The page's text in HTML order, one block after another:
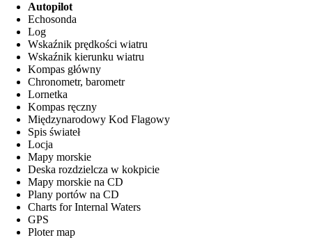
Autopilot
Echosonda
Log
Wskaźnik prędkości wiatru
Wskaźnik kierunku wiatru
Kompas główny
Chronometr, barometr
Lornetka
Kompas ręczny
Międzynarodowy Kod Flagowy
Spis świateł
Locja
Mapy morskie
Deska rozdzielcza w kokpicie
Mapy morskie na CD
Plany portów na CD
Charts for Internal Waters
GPS
Ploter map